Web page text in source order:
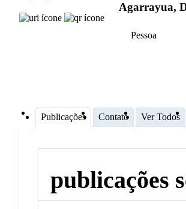
Agarrayua,
Pessoa
Publicações Contato Ver Todos
publicações